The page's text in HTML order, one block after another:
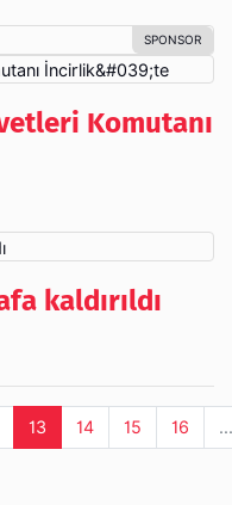
Komutanı
kaldırıldı
13 14 15 16 ...